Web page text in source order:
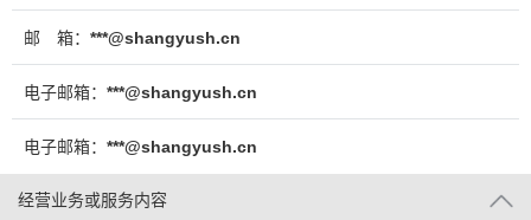
邮 箱： ***@shangyush.cn
电子邮箱： ***@shangyush.cn
电子邮箱： ***@shangyush.cn
经营业务或服务内容